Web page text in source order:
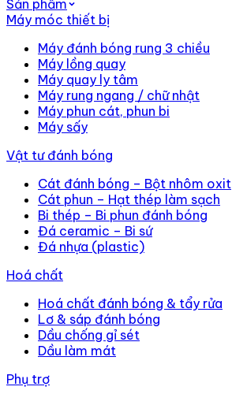
Sản phẩm
Máy móc thiết bị
Máy đánh bóng rung 3 chiều
Máy lồng quay
Máy quay ly tâm
Máy rung ngang / chữ nhật
Máy phun cát, phun bi
Máy sấy
Vật tư đánh bóng
Cát đánh bóng – Bột nhôm oxit
Cát phun – Hạt thép làm sạch
Bi thép – Bi phun đánh bóng
Đá ceramic – Bi sứ
Đá nhựa (plastic)
Hoá chất
Hoá chất đánh bóng & tẩy rửa
Lơ & sáp đánh bóng
Dầu chống gỉ sét
Dầu làm mát
Phụ trợ